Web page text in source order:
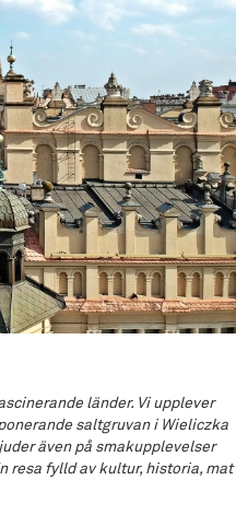
länder. Vi upplever
saltgruvan i Wieliczka
även på smakupplevelser
resa fylld av kultur, historia, mat